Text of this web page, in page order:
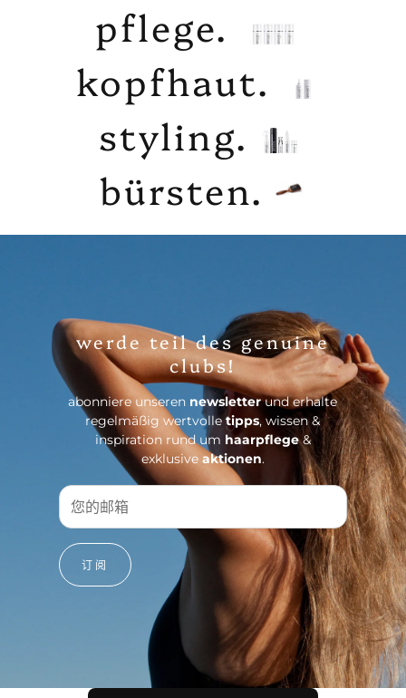
pflege.
kopfhaut.
styling.
bürsten.
werde teil des genuine
clubs!
abonniere unseren newsletterund erhalte
regelmäßig wertvolletipps, wissen &
inspiration rund um haarpflege&
exklusive aktionen.
订阅